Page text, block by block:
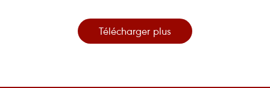
Télécharger plus